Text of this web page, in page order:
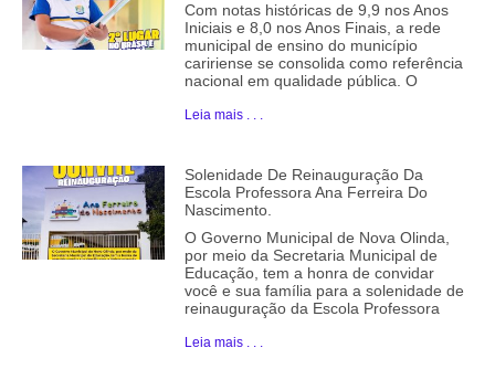
Com notas históricas de 9,9 nos Anos
Iniciais e 8,0 nos Anos Finais, a rede
municipal de ensino do município
caririense se consolida como referência
nacional em qualidade pública. O
Leia mais . . .
Solenidade De Reinauguração Da
Escola Professora Ana Ferreira Do
Nascimento.
O Governo Municipal de Nova Olinda,
por meio da Secretaria Municipal de
Educação, tem a honra de convidar
você e sua família para a solenidade de
reinauguração da Escola Professora
Leia mais . . .